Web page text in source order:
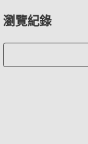
瀏覽紀錄